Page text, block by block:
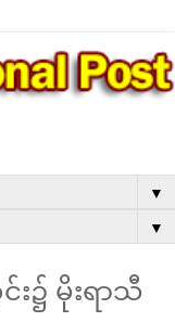
▼
▼
း၌ မိုးရာသီ